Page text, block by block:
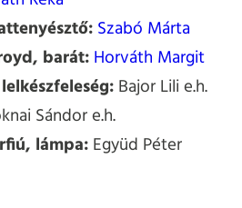
Szabó Márta
barát:Horváth Margit
Bajor Lili e.h.
Sándor e.h.
lámpa:Együd Péter